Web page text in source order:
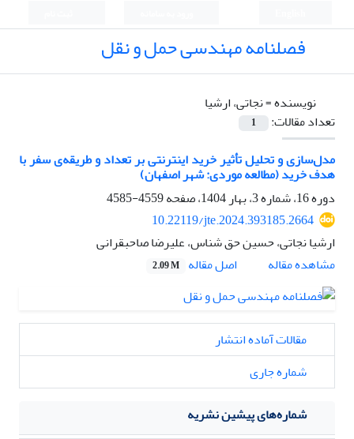
فصلنامه مهندسی حمل و نقل
نویسنده =نجاتی، ارشیا
تعداد مقالات:
1
مدل‌سازی و تحلیل تأثیر خرید اینترنتی بر تعداد و طریقه‌ی سفر با
هدف خرید (مطالعه موردی: شهر اصفهان)
دوره 16، شماره 3، بهار 1404، صفحه
4559-4585
10.22119/jte.2024.393185.2664
ارشیا نجاتی، حسین حق شناس، علیرضا صاحبقرانی
مشاهده مقاله
اصل مقاله 2.09 M
مقالات آماده انتشار
شماره جاری
شماره‌های پیشین نشریه